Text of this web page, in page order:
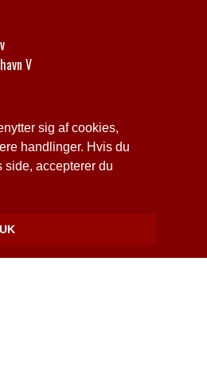
sig af cookies,
handlinger. Hvis du
side, accepterer du
V